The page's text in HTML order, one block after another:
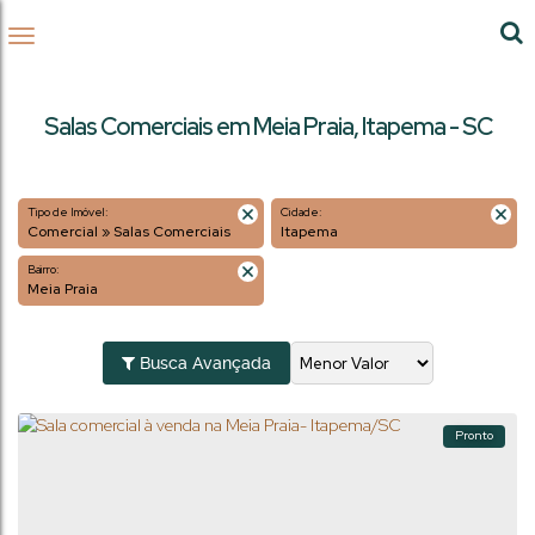
Salas Comerciais em Meia Praia, Itapema - SC
Tipo de Imóvel:
Comercial » Salas Comerciais
Cidade:
Itapema
Bairro:
Meia Praia
Busca Avançada
Pronto